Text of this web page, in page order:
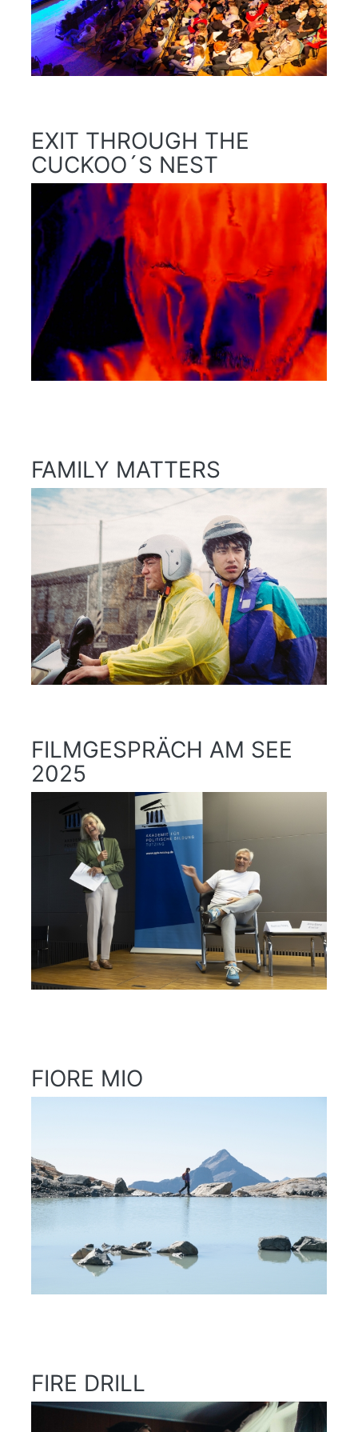
EXIT THROUGH THE
CUCKOO´S NEST
FAMILY MATTERS
FILMGESPRÄCH AM SEE
2025
FIORE MIO
FIRE DRILL